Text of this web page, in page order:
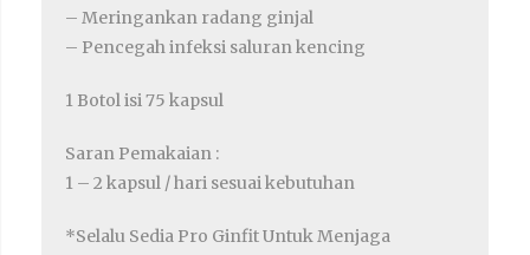
– Meringankan radang ginjal
– Pencegah infeksi saluran kencing
1 Botol isi 75 kapsul
Saran Pemakaian :
1 – 2 kapsul / hari sesuai kebutuhan
*Selalu Sedia Pro Ginfit Untuk Menjaga